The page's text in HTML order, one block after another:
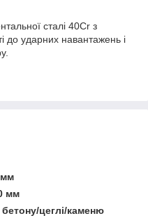
сталі 40Cr з
до ударних навантажень і
мм
цеглі/каменю